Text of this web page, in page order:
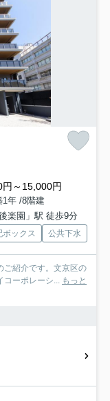
～15,000円
1年 /8階建
楽園」駅 徒歩9分
ボックス 公共下水
ご紹介です。文京区の
コーポレーシ... もっと